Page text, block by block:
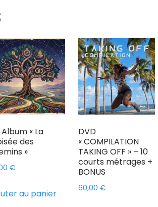
Album « La
des
»
€
au panier
DVD
« COMPILATION
TAKING OFF » – 10
courts métrages +
BONUS
60,00€